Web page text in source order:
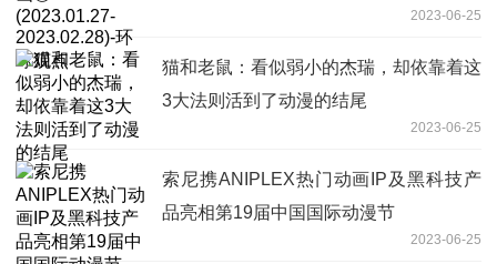
2023-06-25
猫和老鼠：看似弱小的杰瑞，却依靠着这
3大法则活到了动漫的结尾
2023-06-25
索尼携ANIPLEX热门动画IP及黑科技产
品亮相第19届中国国际动漫节
2023-06-25